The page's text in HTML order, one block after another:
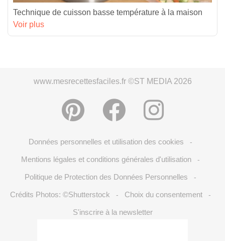
Technique de cuisson basse température à la maison
Voir plus
www.mesrecettesfaciles.fr ©ST MEDIA 2026
Données personnelles et utilisation des cookies -
Mentions légales et conditions générales d'utilisation -
Politique de Protection des Données Personnelles -
Crédits Photos: ©Shutterstock - Choix du consentement -
S'inscrire à la newsletter